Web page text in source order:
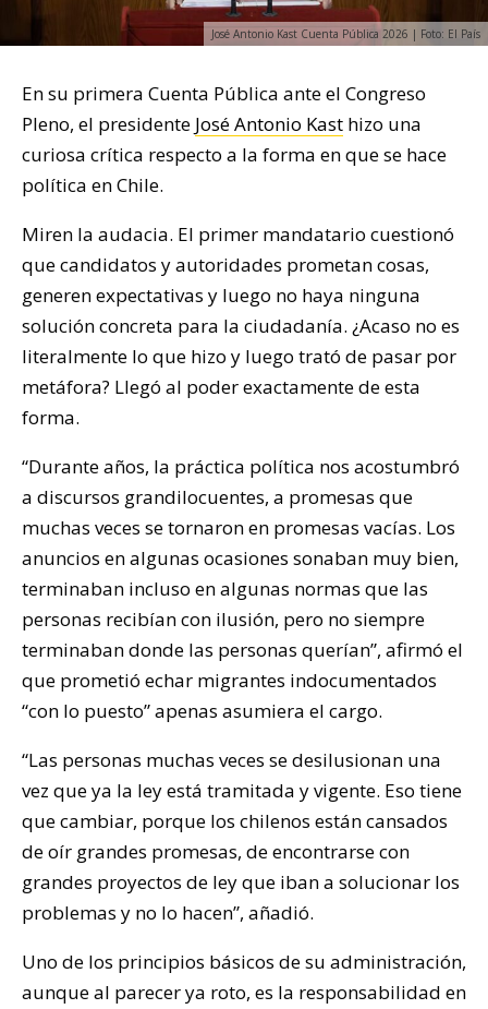
José Antonio Kast Cuenta Pública 2026 | Foto: El País
En su primera Cuenta Pública ante el Congreso
Pleno, el presidente José Antonio Kast hizo una
curiosa crítica respecto a la forma en que se hace
política en Chile.
Miren la audacia. El primer mandatario cuestionó
que candidatos y autoridades prometan cosas,
generen expectativas y luego no haya ninguna
solución concreta para la ciudadanía. ¿Acaso no es
literalmente lo que hizo y luego trató de pasar por
metáfora? Llegó al poder exactamente de esta
forma.
“Durante años, la práctica política nos acostumbró
a discursos grandilocuentes, a promesas que
muchas veces se tornaron en promesas vacías. Los
anuncios en algunas ocasiones sonaban muy bien,
terminaban incluso en algunas normas que las
personas recibían con ilusión, pero no siempre
terminaban donde las personas querían”, afirmó el
que prometió echar migrantes indocumentados
“con lo puesto” apenas asumiera el cargo.
“Las personas muchas veces se desilusionan una
vez que ya la ley está tramitada y vigente. Eso tiene
que cambiar, porque los chilenos están cansados
de oír grandes promesas, de encontrarse con
grandes proyectos de ley que iban a solucionar los
problemas y no lo hacen”, añadió.
Uno de los principios básicos de su administración,
aunque al parecer ya roto, es la responsabilidad en